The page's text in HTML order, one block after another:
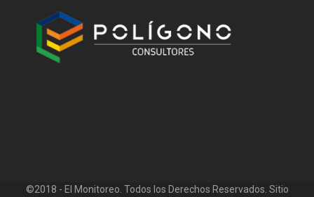
©2018 - El Monitoreo. Todos los Derechos Reservados. Sitio